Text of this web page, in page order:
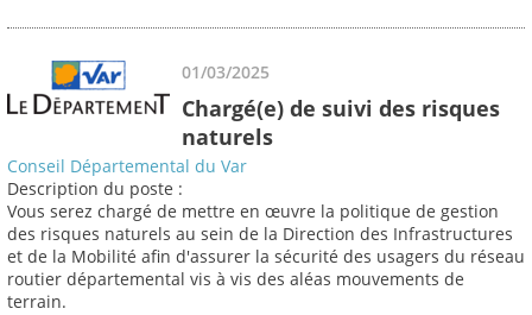
01/03/2025
Chargé(e) de suivi des risques
naturels
Conseil Départemental du Var
Description du poste :
Vous serez chargé de mettre en œuvre la politique de gestion
des risques naturels au sein de la Direction des Infrastructures
et de la Mobilité afin d'assurer la sécurité des usagers du réseau
routier départemental vis à vis des aléas mouvements de
terrain.